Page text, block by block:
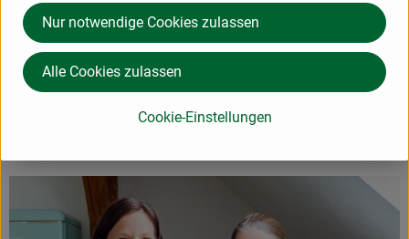
Zimmermann ausgewählt. Überall kannst Du Natur pur
erleben. Künstliche Aromen kommen bei nanparkal nicht in
die (Tee-)Tüte.
Text: nanparkal
Cookie-Einstellungen
Nur notwendige Cookies zulassen
Alle Cookies zulassen